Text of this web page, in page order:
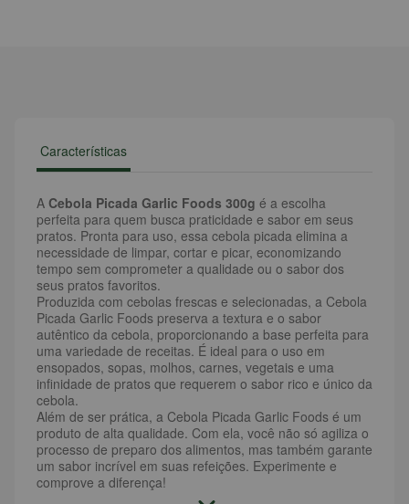
Características
A Cebola Picada Garlic Foods 300g é a escolha
perfeita para quem busca praticidade e sabor em seus
pratos. Pronta para uso, essa cebola picada elimina a
necessidade de limpar, cortar e picar, economizando
tempo sem comprometer a qualidade ou o sabor dos
seus pratos favoritos.
Produzida com cebolas frescas e selecionadas, a Cebola
Picada Garlic Foods preserva a textura e o sabor
autêntico da cebola, proporcionando a base perfeita para
uma variedade de receitas. É ideal para o uso em
ensopados, sopas, molhos, carnes, vegetais e uma
infinidade de pratos que requerem o sabor rico e único da
cebola.
Além de ser prática, a Cebola Picada Garlic Foods é um
produto de alta qualidade. Com ela, você não só agiliza o
processo de preparo dos alimentos, mas também garante
um sabor incrível em suas refeições. Experimente e
comprove a diferença!